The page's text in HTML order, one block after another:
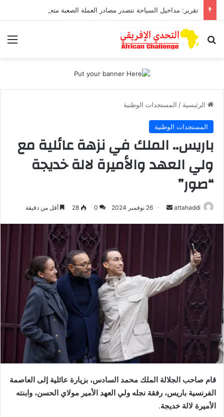
بحث عن
الرئيسية / المستجدات الوطنية
المستجدات الوطنية
باريس.. الملك في نزهة عائلية مع
ولي العهد والأميرة لالة خديجة
“صور”
attahaddi
أرسل 26 نوفمبر 2024 0
28 أقل من دقيقة
قام صاحب الجلالة الملك محمد السادس، بزيارة عائلية إلى العاصمة
الفرنسية باريس، رفقة نجله ولي العهد الأمير مولاي الحسن، وابنته
الأميرة لالة خديجة.